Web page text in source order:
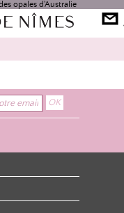
opales d'Australie